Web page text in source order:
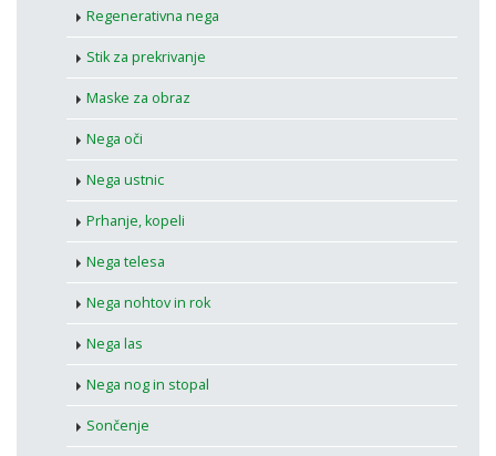
Regenerativna nega
Stik za prekrivanje
Maske za obraz
Nega oči
Nega ustnic
Prhanje, kopeli
Nega telesa
Nega nohtov in rok
Nega las
Nega nog in stopal
Sončenje